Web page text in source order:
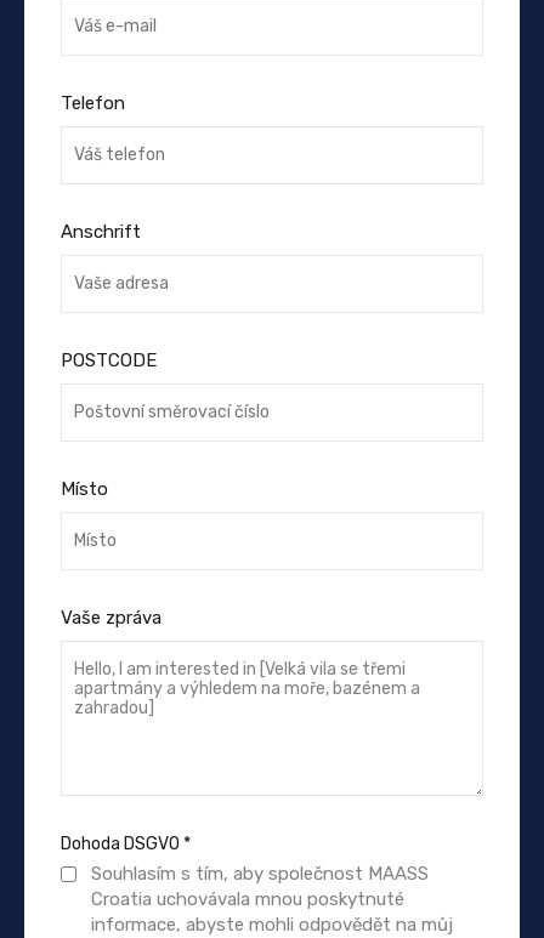
Telefon
Anschrift
POSTCODE
Místo
Vaše zpráva
Dohoda DSGVO *
Souhlasím s tím, aby společnost MAASS
Croatia uchovávala mnou poskytnuté
informace, abyste mohli odpovědět na můj